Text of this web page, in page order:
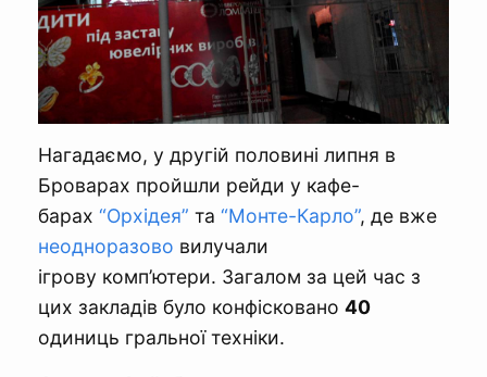
Нагадаємо, у другій половині липня в
Броварах пройшли рейди у кафе-
барах “Орхідея” та “Монте-Карло”, де вже
неодноразово вилучали
ігрову комп’ютери. Загалом за цей час з
цих закладів було конфісковано 40
одиниць гральної техніки.